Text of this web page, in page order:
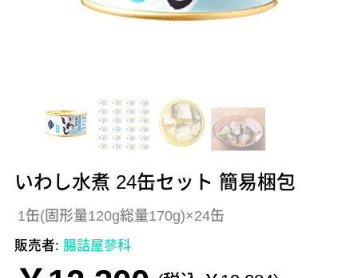
いわし水煮 24缶セット 簡易梱包
1缶(固形量120g総量170g)×24缶
販売者: 腸詰屋蓼科